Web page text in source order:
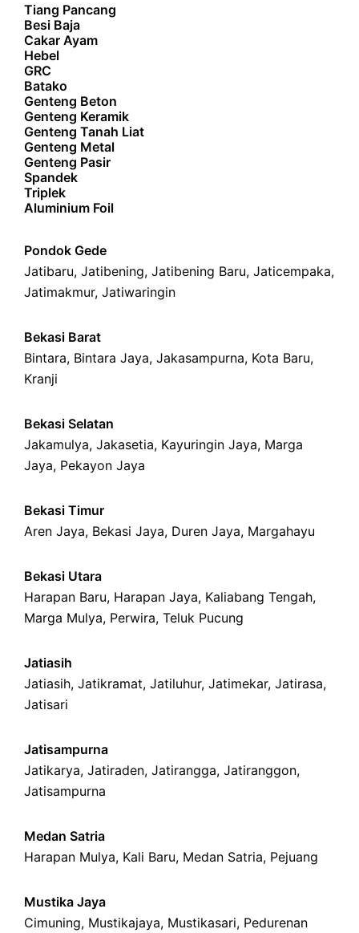
Tiang Pancang
Besi Baja
Cakar Ayam
Hebel
GRC
Batako
Genteng Beton
Genteng Keramik
Genteng Tanah Liat
Genteng Metal
Genteng Pasir
Spandek
Triplek
Aluminium Foil
Pondok Gede
Jatibaru, Jatibening, Jatibening Baru, Jaticempaka,
Jatimakmur, Jatiwaringin
Bekasi Barat
Bintara, Bintara Jaya, Jakasampurna, Kota Baru,
Kranji
Bekasi Selatan
Jakamulya, Jakasetia, Kayuringin Jaya, Marga
Jaya, Pekayon Jaya
Bekasi Timur
Aren Jaya, Bekasi Jaya, Duren Jaya, Margahayu
Bekasi Utara
Harapan Baru, Harapan Jaya, Kaliabang Tengah,
Marga Mulya, Perwira, Teluk Pucung
Jatiasih
Jatiasih, Jatikramat, Jatiluhur, Jatimekar, Jatirasa,
Jatisari
Jatisampurna
Jatikarya, Jatiraden, Jatirangga, Jatiranggon,
Jatisampurna
Medan Satria
Harapan Mulya, Kali Baru, Medan Satria, Pejuang
Mustika Jaya
Cimuning, Mustikajaya, Mustikasari, Pedurenan